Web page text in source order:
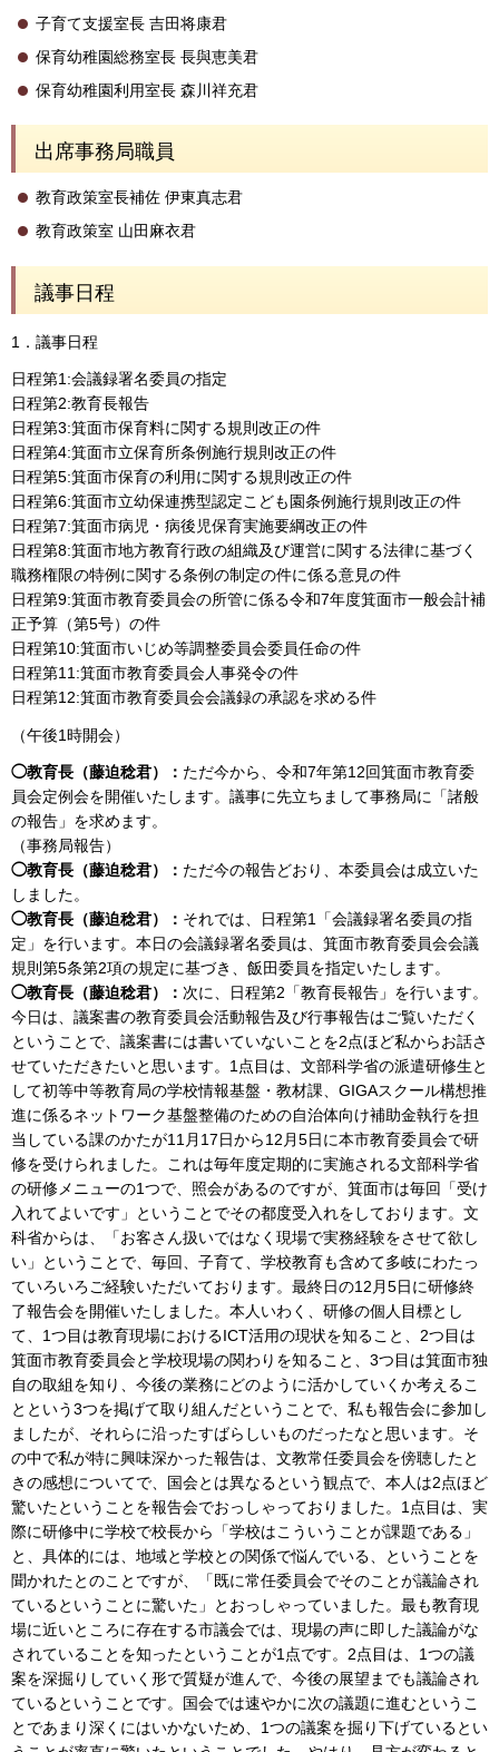
子育て支援室長 吉田将康君
保育幼稚園総務室長 長與恵美君
保育幼稚園利用室長 森川祥充君
出席事務局職員
教育政策室長補佐 伊東真志君
教育政策室 山田麻衣君
議事日程
1．議事日程
日程第1:会議録署名委員の指定
日程第2:教育長報告
日程第3:箕面市保育料に関する規則改正の件
日程第4:箕面市立保育所条例施行規則改正の件
日程第5:箕面市保育の利用に関する規則改正の件
日程第6:箕面市立幼保連携型認定こども園条例施行規則改正の件
日程第7:箕面市病児・病後児保育実施要綱改正の件
日程第8:箕面市地方教育行政の組織及び運営に関する法律に基づく
職務権限の特例に関する条例の制定の件に係る意見の件
日程第9:箕面市教育委員会の所管に係る令和7年度箕面市一般会計補
正予算（第5号）の件
日程第10:箕面市いじめ等調整委員会委員任命の件
日程第11:箕面市教育委員会人事発令の件
日程第12:箕面市教育委員会会議録の承認を求める件
（午後1時開会）
◯教育長（藤迫稔君）： ただ今から、令和7年第12回箕面市教育委
員会定例会を開催いたします。議事に先立ちまして事務局に「諸般
の報告」を求めます。
（事務局報告）
◯教育長（藤迫稔君）： ただ今の報告どおり、本委員会は成立いた
しました。
◯教育長（藤迫稔君）： それでは、日程第1「会議録署名委員の指
定」を行います。本日の会議録署名委員は、箕面市教育委員会会議
規則第5条第2項の規定に基づき、飯田委員を指定いたします。
◯教育長（藤迫稔君）： 次に、日程第2「教育長報告」を行います。
今日は、議案書の教育委員会活動報告及び行事報告はご覧いただく
ということで、議案書には書いていないことを2点ほど私からお話さ
せていただきたいと思います。1点目は、文部科学省の派遣研修生と
して初等中等教育局の学校情報基盤・教材課、GIGAスクール構想推
進に係るネットワーク基盤整備のための自治体向け補助金執行を担
当している課のかたが11月17日から12月5日に本市教育委員会で研
修を受けられました。これは毎年度定期的に実施される文部科学省
の研修メニューの1つで、照会があるのですが、箕面市は毎回「受け
入れてよいです」ということでその都度受入れをしております。文
科省からは、「お客さん扱いではなく現場で実務経験をさせて欲し
い」ということで、毎回、子育て、学校教育も含めて多岐にわたっ
ていろいろご経験いただいております。最終日の12月5日に研修終
了報告会を開催いたしました。本人いわく、研修の個人目標とし
て、1つ目は教育現場におけるICT活用の現状を知ること、2つ目は
箕面市教育委員会と学校現場の関わりを知ること、3つ目は箕面市独
自の取組を知り、今後の業務にどのように活かしていくか考えるこ
とという3つを掲げて取り組んだということで、私も報告会に参加し
ましたが、それらに沿ったすばらしいものだったなと思います。そ
の中で私が特に興味深かった報告は、文教常任委員会を傍聴したと
きの感想についてで、国会とは異なるという観点で、本人は2点ほど
驚いたということを報告会でおっしゃっておりました。1点目は、実
際に研修中に学校で校長から「学校はこういうことが課題である」
と、具体的には、地域と学校との関係で悩んでいる、ということを
聞かれたとのことですが、「既に常任委員会でそのことが議論され
ているということに驚いた」とおっしゃっていました。最も教育現
場に近いところに存在する市議会では、現場の声に即した議論がな
されていることを知ったということが1点です。2点目は、1つの議
案を深掘りしていく形で質疑が進んで、今後の展望までも議論され
ているということです。国会では速やかに次の議題に進むというこ
とであまり深くにはいかないため、1つの議案を掘り下げているとい